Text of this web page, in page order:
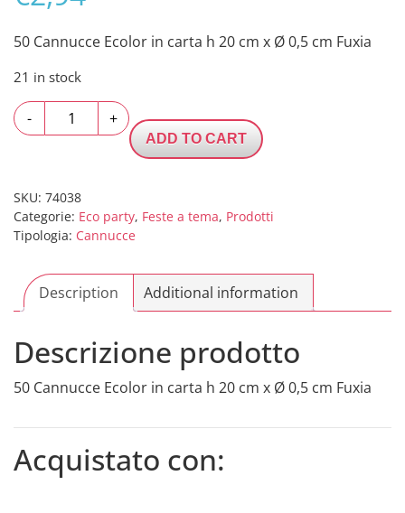
50 Cannucce Ecolor in carta h 20 cm x Ø 0,5 cm Fuxia
21 in stock
-
Cannucce
carta
h
20
x
cm
quantity
+
ADD TO CART
SKU: 74038
Categorie: Eco party, Feste a tema, Prodotti
Tipologia: Cannucce
Description Additional information
Descrizione prodotto
50 Cannucce Ecolor in carta h 20 cm x Ø 0,5 cm Fuxia
Acquistato con: